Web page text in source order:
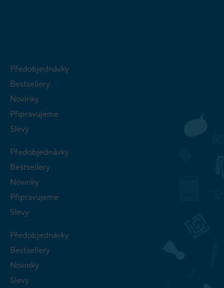
Předobjednávky
Bestsellery
Novinky
Připravujeme
Slevy
Předobjednávky
Bestsellery
Novinky
Připravujeme
Slevy
Předobjednávky
Bestsellery
Novinky
Slevy